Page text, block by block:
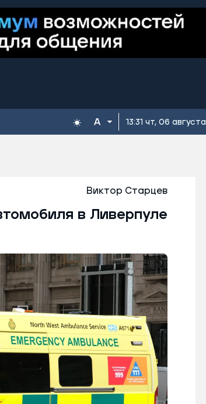
13:31 чт, 06 августа
Виктор Старцев
в Ливерпуле